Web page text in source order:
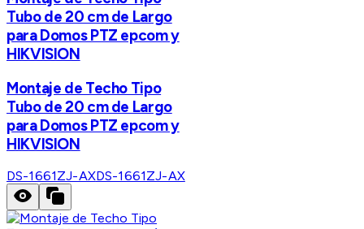
Tubo de 20 cm de Largo
para Domos PTZ epcom y
HIKVISION
Montaje de Techo Tipo
Tubo de 20 cm de Largo
para Domos PTZ epcom y
HIKVISION
DS-1661ZJ-AXDS-1661ZJ-AX